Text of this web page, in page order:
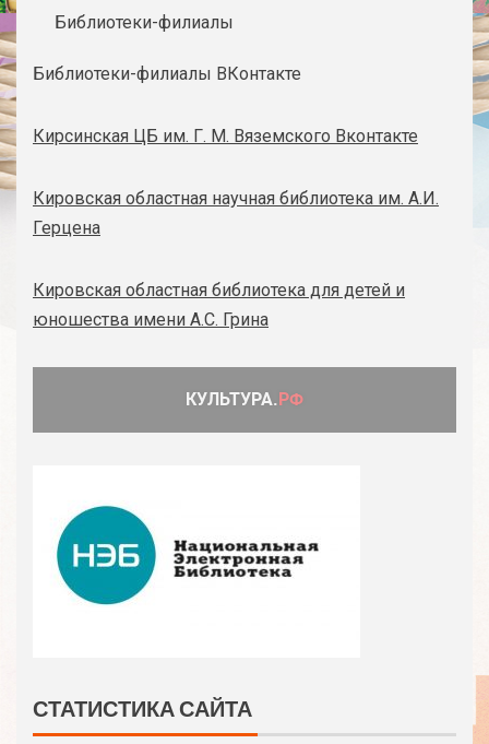
Библиотеки-филиалы
Библиотеки-филиалы ВКонтакте
Кирсинская ЦБ им. Г. М. Вяземского Вконтакте
Кировская областная научная библиотека им. А.И.
Герцена
Кировская областная библиотека для детей и
юношества имени А.С. Грина
СТАТИСТИКА САЙТА